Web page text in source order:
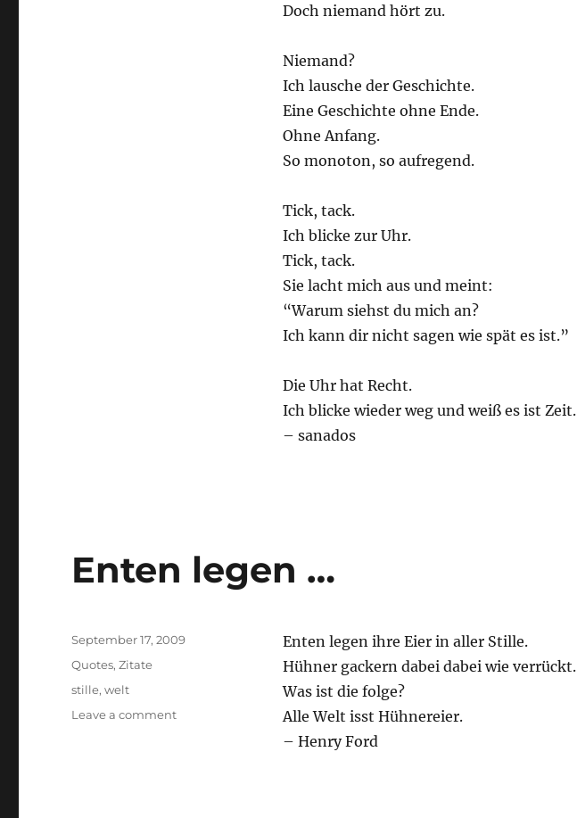
Doch niemand hört zu.
Niemand?
Ich lausche der Geschichte.
Eine Geschichte ohne Ende.
Ohne Anfang.
So monoton, so aufregend.
Tick, tack.
Ich blicke zur Uhr.
Tick, tack.
Sie lacht mich aus und meint:
“Warum siehst du mich an?
Ich kann dir nicht sagen wie spät es ist.”
Die Uhr hat Recht.
Ich blicke wieder weg und weiß es ist Zeit.
– sanados
Enten legen …
Enten legen ihre Eier in aller Stille.
Hühner gackern dabei dabei wie verrückt.
Was ist die folge?
Alle Welt isst Hühnereier.
– Henry Ford
Posted
September 17, 2009
Categories
Quotes,Zitate
Tags
stille,welt
Leave a commenton